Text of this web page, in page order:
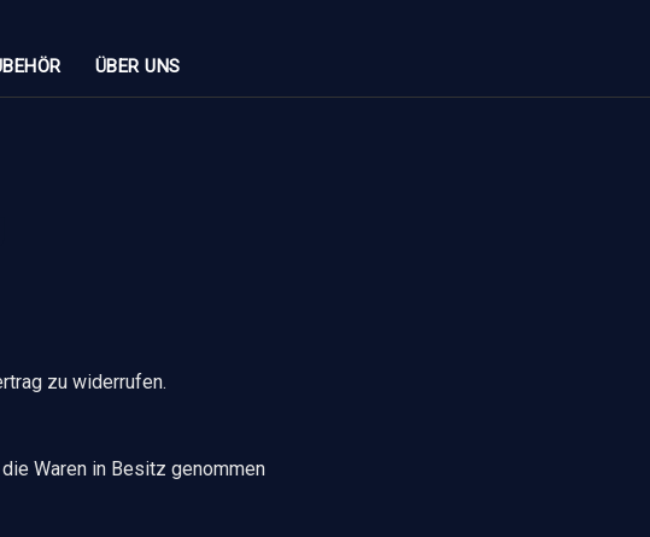
ÜBER UNS
zu widerrufen.
Waren in Besitz genommen